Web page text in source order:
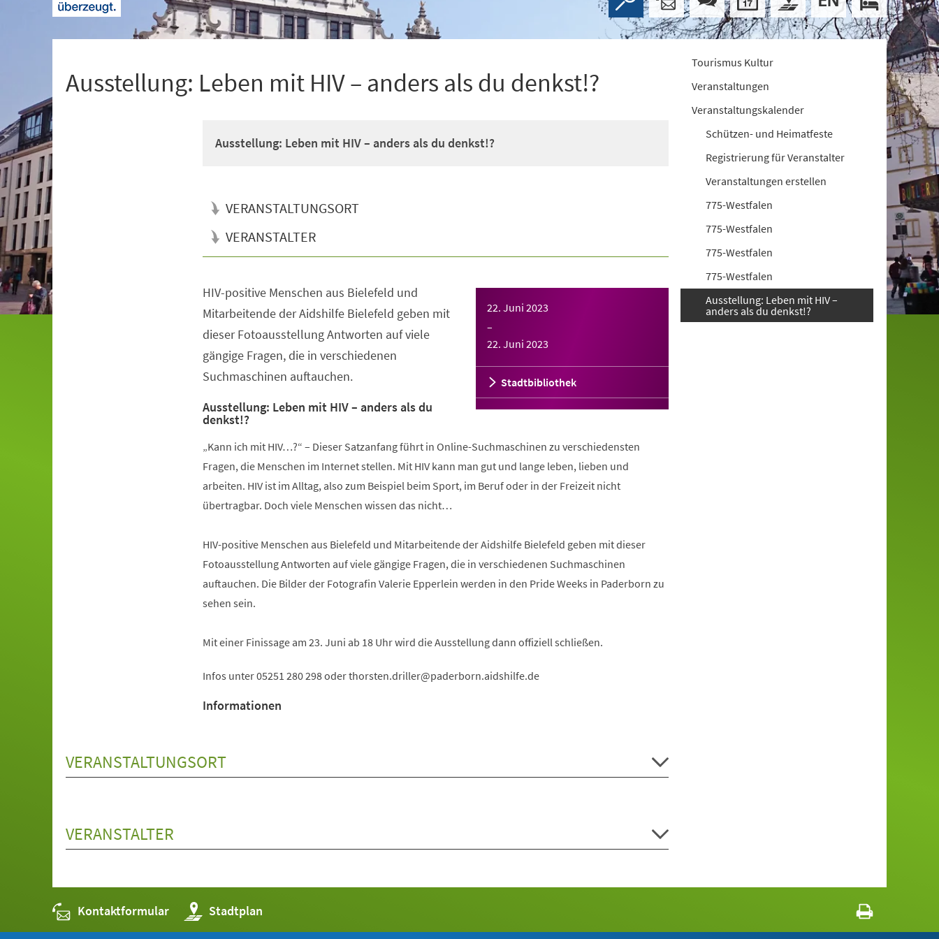
Ausstellung: Leben mit HIV – anders als du denkst!?
Ausstellung: Leben mit HIV – anders als du denkst!?
VERANSTALTUNGSORT
VERANSTALTER
22. Juni 2023
–
22. Juni 2023
Stadtbibliothek
HIV-positive Menschen aus Bielefeld und
Mitarbeitende der Aidshilfe Bielefeld geben mit
dieser Fotoausstellung Antworten auf viele
gängige Fragen, die in verschiedenen
Suchmaschinen auftauchen.
Ausstellung: Leben mit HIV – anders als du
denkst!?
„Kann ich mit HIV…?“ – Dieser Satzanfang führt in Online-Suchmaschinen zu verschiedensten
Fragen, die Menschen im Internet stellen. Mit HIV kann man gut und lange leben, lieben und
arbeiten. HIV ist im Alltag, also zum Beispiel beim Sport, im Beruf oder in der Freizeit nicht
übertragbar. Doch viele Menschen wissen das nicht…
HIV-positive Menschen aus Bielefeld und Mitarbeitende der Aidshilfe Bielefeld geben mit dieser
Fotoausstellung Antworten auf viele gängige Fragen, die in verschiedenen Suchmaschinen
auftauchen. Die Bilder der Fotografin Valerie Epperlein werden in den Pride Weeks in Paderborn zu
sehen sein.
Mit einer Finissage am 23. Juni ab 18 Uhr wird die Ausstellung dann offiziell schließen.
Infos unter 05251 280 298 oderthorsten.driller paderborn.aidshilfe de
Informationen
VERANSTALTUNGSORT
VERANSTALTER
Tourismus Kultur
Veranstaltungen
Veranstaltungskalender
Schützen- und Heimatfeste
Registrierung für Veranstalter
Veranstaltungen erstellen
775-Westfalen
775-Westfalen
775-Westfalen
775-Westfalen
Ausstellung: Leben mit HIV –
anders als du denkst!?
Kontaktformular Stadtplan
(Öffnet
in